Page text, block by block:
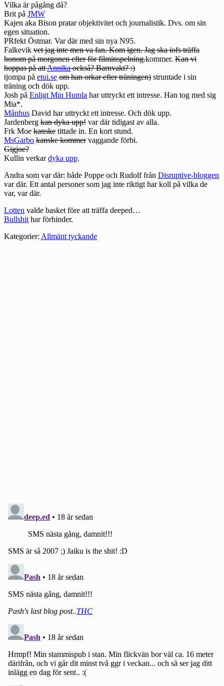
Vilka är pågång då?
Brit på JMW
Kajen aka Bison pratar objektivitet och journalistik. Dvs. om sin
egen situation.
PRfektÖstmar. Var där med sin nya N95.
Falkevik vet jag inte men va fan. Kom igen. Jag ska iofs träffa
honom på morgonen efter för filminspelning.kommer. Kan vi
hoppas på attAnnikaockså? Barnvakt? :)
tjompa på etui.se om han orkar efter träningen) struntade i sin
träning och dök upp.
Josh på Enligt Min Humla har uttryckt ett intresse. Han tog med sig
Mia*.
Månhus David har uttryckt ett intresse. Och dök upp.
Jardenberg kan dyka upp! var där tidigast av alla.
Frk Moe kanske tittade in. En kort stund.
MsGarbo kanske kommervaggande förbi.
Gigjoe?
Kullin verkardyka upp.
Andra som var där: både Poppe och Rudolf från Disruptive-bloggen
var där. Ett antal personer som jag inte riktigt har koll på vilka de
var, var där.
Lotten valde basket före att träffa deeped…
Bullshithar förhinder.
Kategorier: Allmänt tyckande